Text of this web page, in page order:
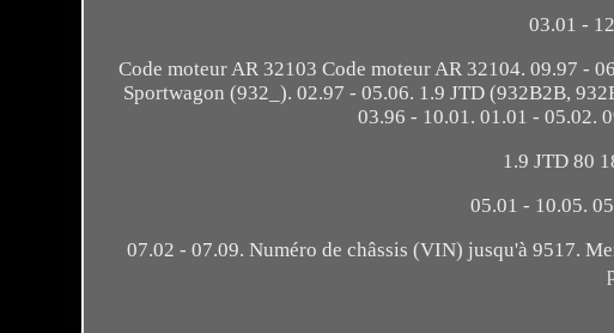
03.01 -
Code moteur AR 32103 Code moteur AR 32104. 09.97 -
Sportwagon (932_). 02.97 - 05.06. 1.9 JTD (932B2B,
03.96 - 10.01. 01.01 - 05.02.
1.9 JTD 80
05.01 - 10.05.
07.02 - 07.09. Numéro de châssis (VIN) jusqu'à 9517.